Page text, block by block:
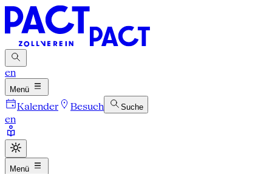
en
Menü
Kalender Besuch Suche
en
Menü